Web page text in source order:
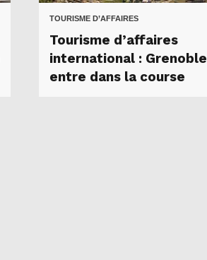
TOURISME D’AFFAIRES
Tourisme d’affaires
international : Grenoble
entre dans la course